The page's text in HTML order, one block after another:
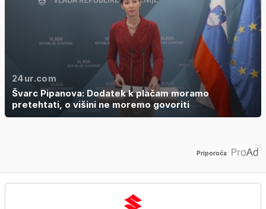
24ur.com
Švarc Pipanova: Dodatek k plačam moramo
pretehtati, o višini ne moremo govoriti
Priporoča